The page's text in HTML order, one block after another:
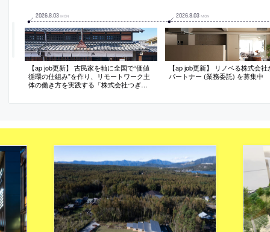
2026.8.03 MON
【ap job更新】 古民家を軸に全国で“価値
循環の仕組み”を作り、リモートワーク主
体の働き方を実践する「株式会社つぎ
を募集中
2026.8.03 MON
【ap job更新】 リノベる株式会
パートナー (業務委託) を募集中